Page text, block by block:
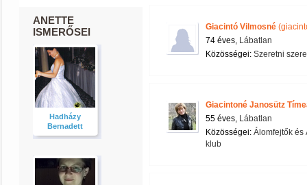
ANETTE
ISMERŐSEI
Hadházy
Bernadett
Giacintó Vilmosné
74 éves, Lábatlan
Közösségei: Szeretni
Giacintoné Janosütz
55 éves, Lábatlan
Közösségei: Álomfejtők és
klub